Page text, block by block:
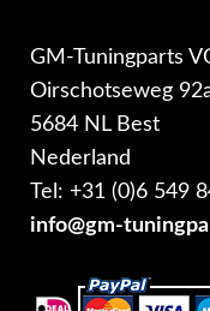
GM-Tuningparts
Oirschotseweg
5684 NL Best
Nederland
Tel: +31 (0)6 549
info@gm-